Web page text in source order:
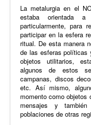
La metalurgia en el
estaba orientada
particularmente, para
participar en la esfera
ritual. De esta manera
de las esferas políticas
objetos utilitarios,
algunos de estos
campanas, discos
etc. Así mismo,
momento como objetos
mensajes y
poblaciones de otras